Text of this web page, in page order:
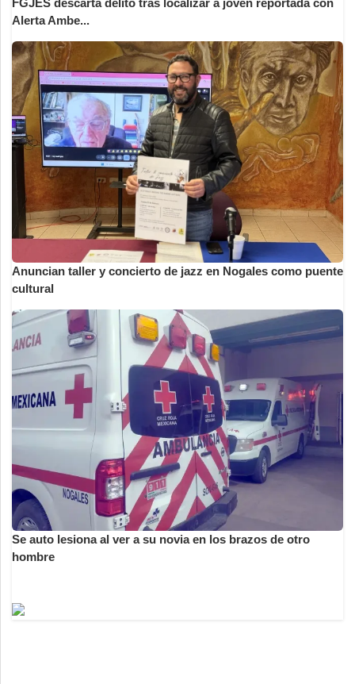
Alerta Ambe...
Anuncian taller y concierto de jazz en Nogales como puente
cultural
Se auto lesiona al ver a su novia en los brazos de otro
hombre